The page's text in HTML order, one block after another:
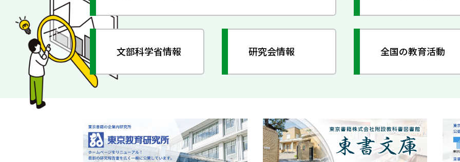
文部科学省情報 研究会情報 全国の教育活動